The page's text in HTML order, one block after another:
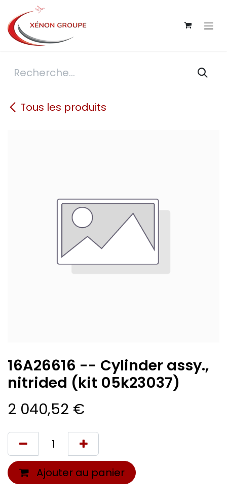
Se rendre au contenu
Tous les produits
16A26616 -- Cylinder assy.,
nitrided (kit 05k23037)
2 040,52 €
Ajouter au panier